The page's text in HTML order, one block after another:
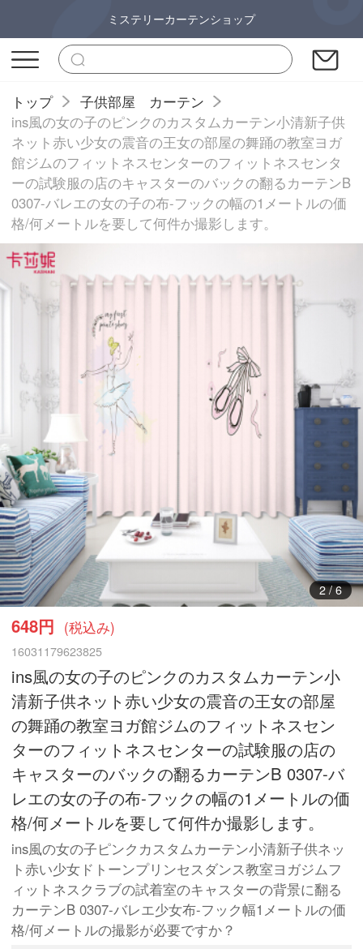
ミステリーカーテンショップ
トップ
子供部屋 カーテン
ins風の女の子のピンクのカスタムカーテン小清新子供
ネット赤い少女の震音の王女の部屋の舞踊の教室ヨガ
館ジムのフィットネスセンターのフィットネスセンタ
ーの試験服の店のキャスターのバックの翻るカーテンB
0307-バレエの女の子の布-フックの幅の1メートルの価
格/何メートルを要して何件か撮影します。
3/6
648円 (税込み)
16031179623825
ins風の女の子のピンクのカスタムカーテン小
清新子供ネット赤い少女の震音の王女の部屋
の舞踊の教室ヨガ館ジムのフィットネスセン
ターのフィットネスセンターの試験服の店の
キャスターのバックの翻るカーテンB 0307-バ
レエの女の子の布-フックの幅の1メートルの価
格/何メートルを要して何件か撮影します。
ins風の女の子ピンクカスタムカーテン小清新子供ネッ
ト赤い少女ドトーンプリンセスダンス教室ヨガジムフ
ィットネスクラブの試着室のキャスターの背景に翻る
カーテンB 0307-バレエ少女布-フック幅1メートルの価
格/何メートルの撮影が必要ですか？